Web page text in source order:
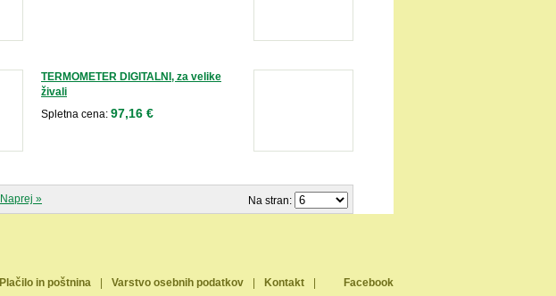
TERMOMETER DIGITALNI, za velike
živali
Spletna cena: 97,16 €
Naprej » Na stran:
Plačilo in poštnina Varstvo osebnih podatkov Kontakt Facebook